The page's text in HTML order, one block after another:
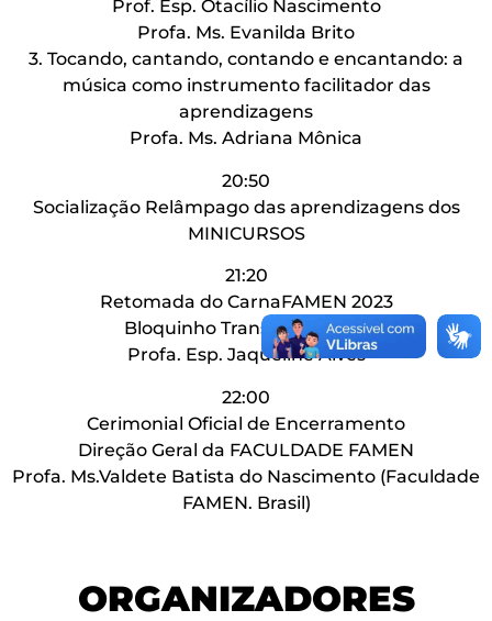
Prof. Esp. Otacílio Nascimento
Profa. Ms. Evanilda Brito
3. Tocando, cantando, contando e encantando: a
música como instrumento facilitador das
aprendizagens
Profa. Ms. Adriana Mônica
20:50
Socialização Relâmpago das aprendizagens dos
MINICURSOS
21:20
Retomada do CarnaFAMEN 2023
Bloquinho Transformação!!!
Profa. Esp. Jaqueline Alves
22:00
Cerimonial Oficial de Encerramento
Direção Geral da FACULDADE FAMEN
Profa. Ms.Valdete Batista do Nascimento (Faculdade
FAMEN. Brasil)
ORGANIZADORES